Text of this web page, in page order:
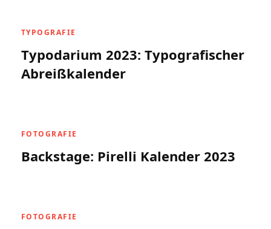
TYPOGRAFIE
Typodarium 2023: Typografischer
Abreißkalender
FOTOGRAFIE
Backstage: Pirelli Kalender 2023
FOTOGRAFIE